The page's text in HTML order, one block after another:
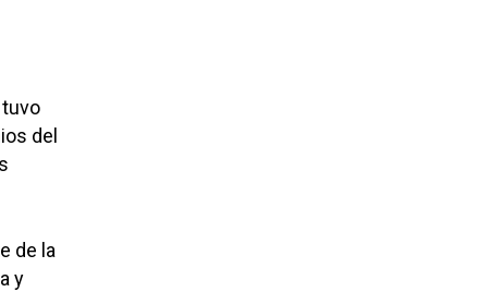
tuvo
del
de la
y